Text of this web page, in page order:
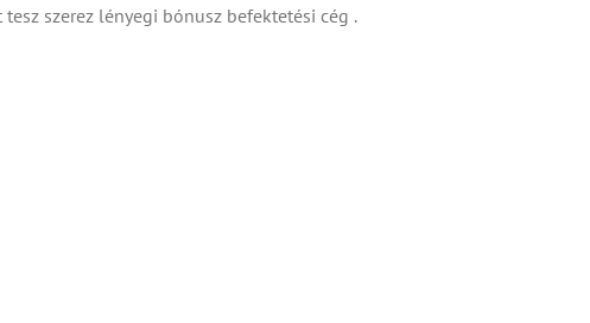
szerez lényegi bónusz befektetési cég .